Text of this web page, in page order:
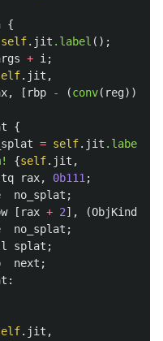
{
self.jit .label ();
+ i ;
.jit ,
, [ rbp - (conv( reg))];
{
= self.jit .label
{self.jit ,
rax, 0b111 ;
no_splat ;
[ rax + 2], (ObjKind
no_splat ;
splat ;
next ;
:
.jit ,